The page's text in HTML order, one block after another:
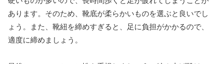
あります。そのため、靴底が柔らかいものを選ぶと良いでし
ょう。また、靴紐を締めすぎると、足に負担がかかるので、
適度に締めましょう。